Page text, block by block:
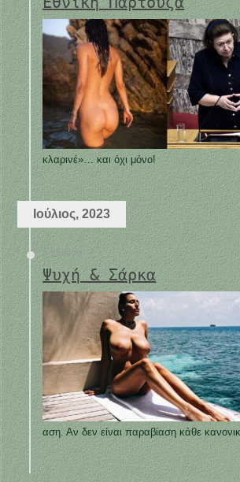
κλαρινέ»… και όχι μόνο!
Ιούλιος, 2023
8 Ιουλίου
Ψυχή & Σάρκα
αση. Αν δεν είναι παραβίαση κάθε